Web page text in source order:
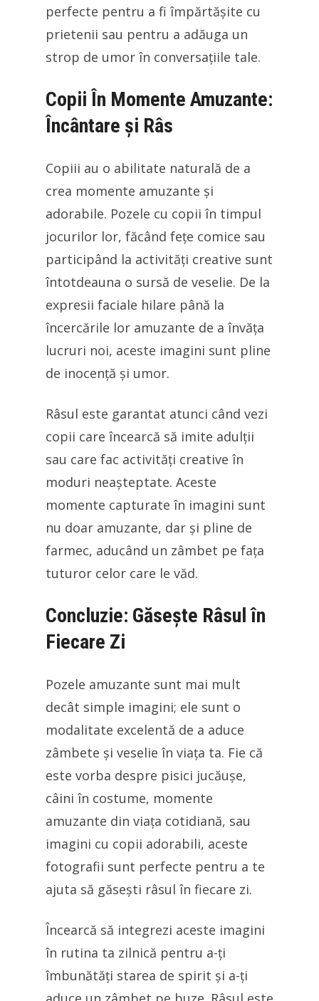
perfecte pentru a fi împărtășite cu
prietenii sau pentru a adăuga un
strop de umor în conversațiile tale.
Copii În Momente Amuzante:
Încântare și Râs
Copiii au o abilitate naturală de a
crea momente amuzante și
adorabile. Pozele cu copii în timpul
jocurilor lor, făcând fețe comice sau
participând la activități creative sunt
întotdeauna o sursă de veselie. De la
expresii faciale hilare până la
încercările lor amuzante de a învăța
lucruri noi, aceste imagini sunt pline
de inocență și umor.
Râsul este garantat atunci când vezi
copii care încearcă să imite adulții
sau care fac activități creative în
moduri neașteptate. Aceste
momente capturate în imagini sunt
nu doar amuzante, dar și pline de
farmec, aducând un zâmbet pe fața
tuturor celor care le văd.
Concluzie: Găsește Râsul în
Fiecare Zi
Pozele amuzante sunt mai mult
decât simple imagini; ele sunt o
modalitate excelentă de a aduce
zâmbete și veselie în viața ta. Fie că
este vorba despre pisici jucăușe,
câini în costume, momente
amuzante din viața cotidiană, sau
imagini cu copii adorabili, aceste
fotografii sunt perfecte pentru a te
ajuta să găsești râsul în fiecare zi.
Încearcă să integrezi aceste imagini
în rutina ta zilnică pentru a-ți
îmbunătăți starea de spirit și a-ți